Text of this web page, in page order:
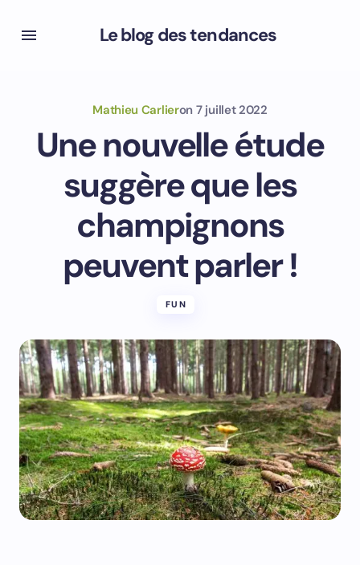
Le blog des tendances
Mathieu Carlieron 7 juillet 2022
Une nouvelle étude
suggère que les
champignons
peuvent parler !
FUN